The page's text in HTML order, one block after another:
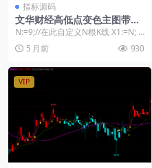
指标源码
文华财经高低点变色主图带K
线显示源码
N:=9;//在此自定义N根K线 X1:=N; X
2:=N; HH:HHV(H,...
5 月前 930
VIP